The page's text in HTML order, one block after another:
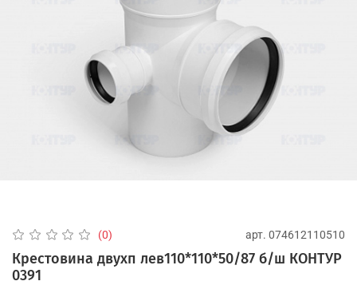
(0) арт. 074612110510
Крестовина двухп лев110*110*50/87 б/ш КОНТУР
0391